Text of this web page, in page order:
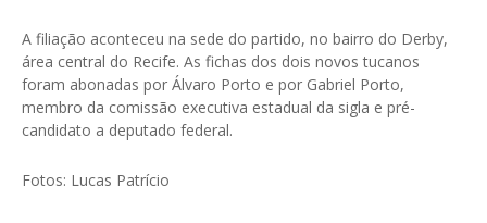
A filiação aconteceu na sede do partido, no bairro do Derby,
área central do Recife. As fichas dos dois novos tucanos
foram abonadas por Álvaro Porto e por Gabriel Porto,
membro da comissão executiva estadual da sigla e pré-
candidato a deputado federal.
Fotos: Lucas Patrício